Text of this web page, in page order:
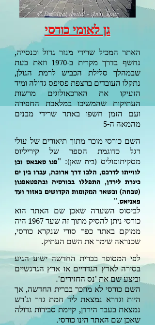
גן לאומי כורסי
האתר המכיל שרידי מנזר גדול וכנסייה,
נחשף בדרך מקרית ב-1970
וזאת בעת
שבמהלך סלילת הכביש לרמת הגולן,
נתקלו העובדים ברצפת פסיפס גדולה ומיד
הזעיקו את הארכאולוגים מרשות
העתיקות שהמשיכו במלאכת החפירה
ועם הזמן חשפו באתר שרידי מבנים
מהמאה ה-5
השם כורסי מוכר מתוך תיאורים של עולי
רגל כדוגמת הספר של קיריליוס
מסקיתופוליס (בית שאן)
: "פנו סאבאס ובן
לווייתו לדרכם, הלכו דרך ארוכה, עברו בין ים
כינרת לירדן, התפללו בכורסיה ובהפטאפגון
(טבחה) ובשאר המקומות הקדושים באזור ועד
פאניאס."
לביסוס השערה שאכן שם האתר הוא
כורסי ניתן להסיק מתוך זה שעד 1967 היה
ממוקם באתר כפר סורי שנקרא כורסי,
שכנראה שימר את השם העתיק.
לפי המסופר בברית החדשה ישוע הגיע
בסירה לארץ הגדריים או ארץ הגרגשיים
וביצע שם את 'נס החזירים'.
השם כורסי לא מוזכר בברית החדשה, אך
היות וגדרא נמצאת ליד חמת גדר וג'רש
נמצאת בעבר הירדן, קיימת סבירות גדולה
שאכן שם האתר הינו כורסי.